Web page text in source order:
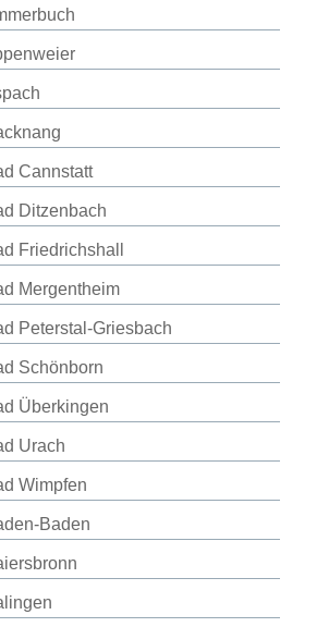
Cannstatt
Ditzenbach
Friedrichshall
Mergentheim
Peterstal-Griesbach
Schönborn
Überkingen
Urach
Wimpfen
Baden